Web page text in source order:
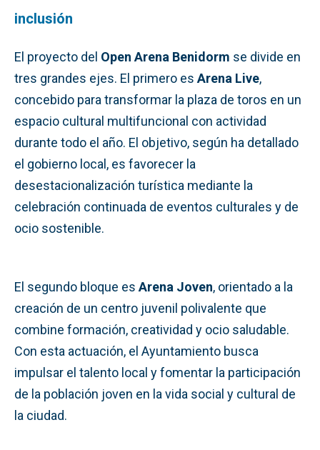
inclusión
El proyecto del Open Arena Benidorm se divide en
tres grandes ejes. El primero es Arena Live,
concebido para transformar la plaza de toros en un
espacio cultural multifuncional con actividad
durante todo el año. El objetivo, según ha detallado
el gobierno local, es favorecer la
desestacionalización turística mediante la
celebración continuada de eventos culturales y de
ocio sostenible.
El segundo bloque es Arena Joven, orientado a la
creación de un centro juvenil polivalente que
combine formación, creatividad y ocio saludable.
Con esta actuación, el Ayuntamiento busca
impulsar el talento local y fomentar la participación
de la población joven en la vida social y cultural de
la ciudad.